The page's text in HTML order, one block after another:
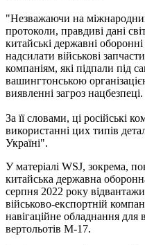
"Незважаючи на
протоколи, правдиві дані
китайські державні
надсилати військові
компаніям, які підпали під
вашингтонською
виявленні загроз нацбезпеці.
За її словами, ці російські
використанні цих типів
Україні".
У матеріалі WSJ, зокрема,
китайська державна
серпня 2022 року
військово-експортній
навігаційне обладнання для
вертольотів М-17.